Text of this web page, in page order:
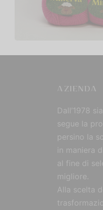
15,00
Scegli
AZIENDA
Dall’1978
segue la
persino la
in maniera
al fine di
migliore.
Alla scelta